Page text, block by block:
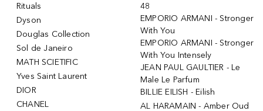
Rituals
Dyson
Douglas Collection
Sol de Janeiro
MATH SCIETIFIC
Yves Saint Laurent
DIOR
CHANEL
48
EMPORIO ARMANI - Stronger
With You
EMPORIO ARMANI - Stronger
With You Intensely
JEAN PAUL GAULTIER - Le
Male Le Parfum
BILLIE EILISH - Eilish
AL HARAMAIN - Amber Oud